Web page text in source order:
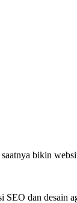
bikin
dan desain